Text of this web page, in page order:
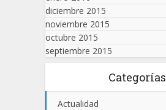
diciembre 2015
noviembre 2015
octubre 2015
septiembre 2015
Categorías
Actualidad